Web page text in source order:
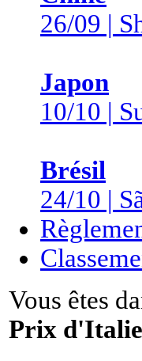
26/09 |
Japon
10/10 |
Brésil
24/10 |
Vous êtes
Prix d'Italie